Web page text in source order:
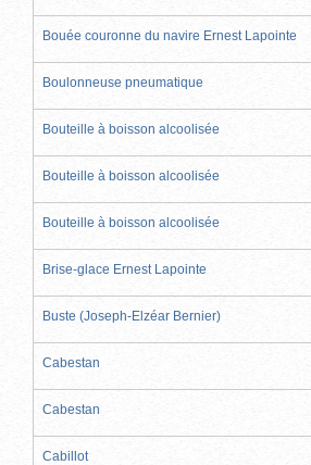
Bouée couronne du navire Ernest Lapointe
Boulonneuse pneumatique
Bouteille à boisson alcoolisée
Bouteille à boisson alcoolisée
Bouteille à boisson alcoolisée
Brise-glace Ernest Lapointe
Buste (Joseph-Elzéar Bernier)
Cabestan
Cabestan
Cabillot